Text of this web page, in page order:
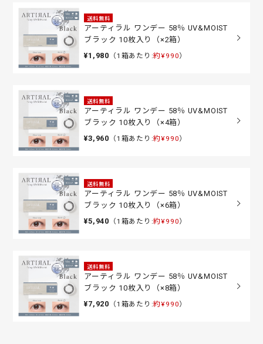
送料無料
アーティラル ワンデー 58％ UV&MOIST
ブラック 10枚入り（×2箱）
¥1,980 （1箱あたり:約¥990）
送料無料
アーティラル ワンデー 58％ UV&MOIST
ブラック 10枚入り（×4箱）
¥3,960 （1箱あたり:約¥990）
送料無料
アーティラル ワンデー 58％ UV&MOIST
ブラック 10枚入り（×6箱）
¥5,940 （1箱あたり:約¥990）
送料無料
アーティラル ワンデー 58％ UV&MOIST
ブラック 10枚入り（×8箱）
¥7,920 （1箱あたり:約¥990）